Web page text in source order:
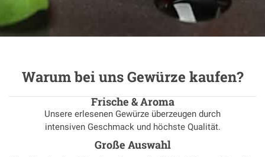
Warum bei uns Gewürze kaufen?
Frische & Aroma
Unsere erlesenen Gewürze überzeugen durch
intensiven Geschmack und höchste Qualität.
Große Auswahl